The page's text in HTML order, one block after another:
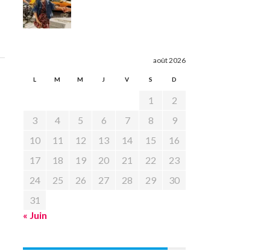
août 2026
L M M J V S D
1
2
3
4 5 6 7 8
9
10
11 12 13 14 15
16
17
18 19 20 21 22
23
24
25 26 27 28 29
30
31
« Juin